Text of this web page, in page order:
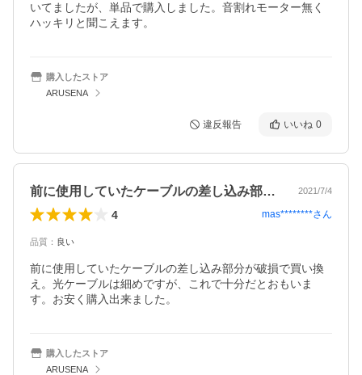
いてましたが、単品で購入しました。音割れモーター無く
ハッキリと聞こえます。
購入したストア
ARUSENA
違反報告 いいね 0
前に使用していたケーブルの差し込み部分… 2021/7/4
4 mas********さん
品質 ： 良い
前に使用していたケーブルの差し込み部分が破損で買い換
え。光ケーブルは細めですが、これで十分だとおもいま
す。お安く購入出来ました。
購入したストア
ARUSENA